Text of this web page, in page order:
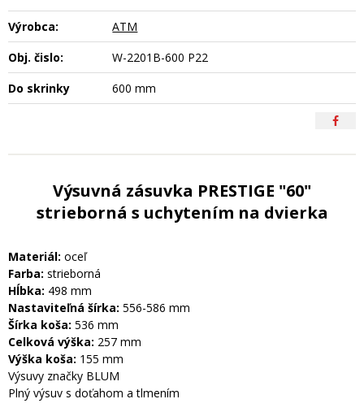
Výrobca:
ATM
Obj. čislo:
W-2201B-600 P22
Do skrinky
600 mm
Výsuvná zásuvka PRESTIGE "60"
strieborná s uchytením na dvierka
Materiál: oceľ
Farba: strieborná
Hĺbka: 498 mm
Nastaviteľná šírka: 556-586 mm
Šírka koša: 536 mm
Celková výška: 257 mm
Výška koša: 155 mm
Výsuvy značky BLUM
Plný výsuv s doťahom a tlmením